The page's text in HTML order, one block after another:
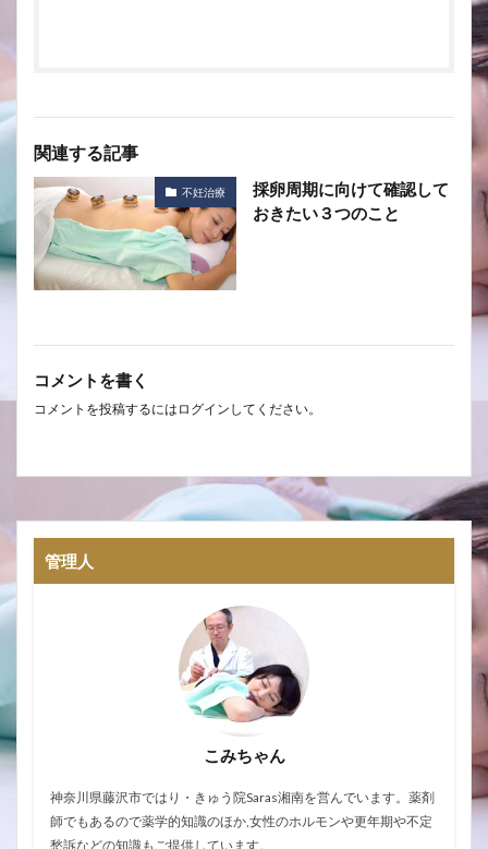
関連する記事
不妊治療
採卵周期に向けて確認して
おきたい３つのこと
コメントを書く
コメントを投稿するには ログイン してください。
管理人
こみちゃん
神奈川県藤沢市ではり・きゅう院Saras湘南を営んでいます。薬剤
師でもあるので薬学的知識のほか,女性のホルモンや更年期や不定
愁訴などの知識もご提供しています。